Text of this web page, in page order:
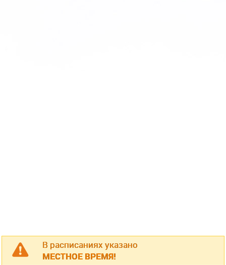
В расписаниях указано
МЕСТНОЕ ВРЕМЯ!